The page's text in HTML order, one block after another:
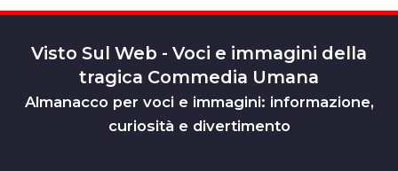
Visto Sul Web - Voci e immagini della
tragica Commedia Umana
Almanacco per voci e immagini: informazione,
curiosità e divertimento